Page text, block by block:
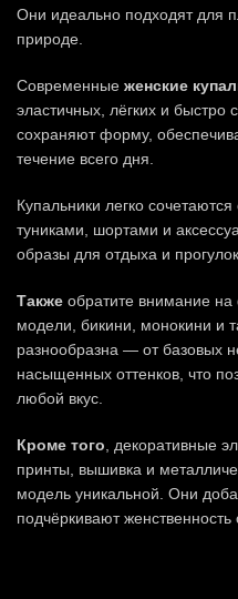
Они идеально подходят для
природе.
Современные женские
эластичных, лёгких и
сохраняют форму,
течение всего дня.
Купальники легко
туниками, шортами и
образы для отдыха и прогулок.
Также обратите внимание
модели, бикини, монокини и
разнообразна — от базовых
насыщенных оттенков, что
любой вкус.
Кроме того , декоративные
принты, вышивка и
модель уникальной. Они
подчёркивают женственность